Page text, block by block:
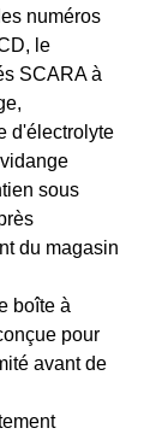
numéros
le
SCARA à
d'électrolyte
sous
du magasin
boîte à
pour
avant de